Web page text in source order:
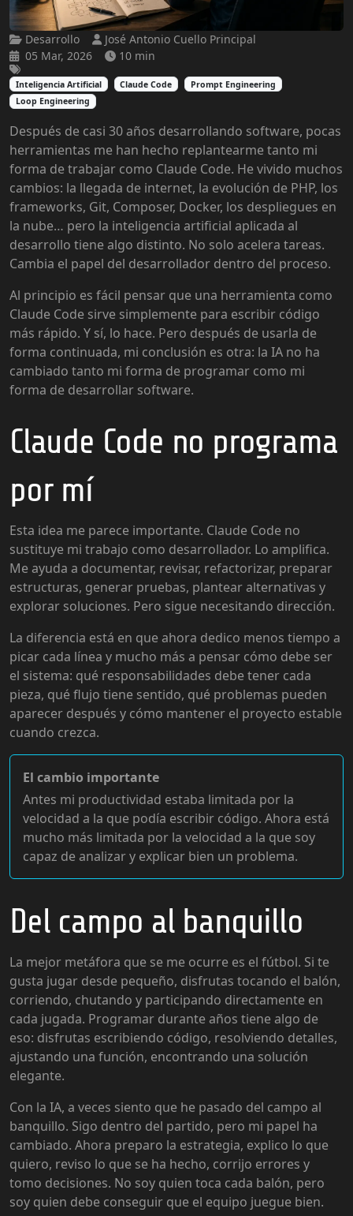
Desarrollo
José Antonio Cuello Principal
05 Mar, 2026
10 min
Inteligencia Artificial Claude Code
Prompt Engineering
Loop Engineering
Después de casi 30 años desarrollando software, pocas
herramientas me han hecho replantearme tanto mi
forma de trabajar como Claude Code. He vivido muchos
cambios: la llegada de internet, la evolución de PHP, los
frameworks, Git, Composer, Docker, los despliegues en
la nube… pero la inteligencia artificial aplicada al
desarrollo tiene algo distinto. No solo acelera tareas.
Cambia el papel del desarrollador dentro del proceso.
Al principio es fácil pensar que una herramienta como
Claude Code sirve simplemente para escribir código
más rápido. Y sí, lo hace. Pero después de usarla de
forma continuada, mi conclusión es otra: la IA no ha
cambiado tanto mi forma de programar como mi
forma de desarrollar software.
Claude Code no programa
por mí
Esta idea me parece importante. Claude Code no
sustituye mi trabajo como desarrollador. Lo amplifica.
Me ayuda a documentar, revisar, refactorizar, preparar
estructuras, generar pruebas, plantear alternativas y
explorar soluciones. Pero sigue necesitando dirección.
La diferencia está en que ahora dedico menos tiempo a
picar cada línea y mucho más a pensar cómo debe ser
el sistema: qué responsabilidades debe tener cada
pieza, qué flujo tiene sentido, qué problemas pueden
aparecer después y cómo mantener el proyecto estable
cuando crezca.
El cambio importante
Antes mi productividad estaba limitada por la
velocidad a la que podía escribir código. Ahora está
mucho más limitada por la velocidad a la que soy
capaz de analizar y explicar bien un problema.
Del campo al banquillo
La mejor metáfora que se me ocurre es el fútbol. Si te
gusta jugar desde pequeño, disfrutas tocando el balón,
corriendo, chutando y participando directamente en
cada jugada. Programar durante años tiene algo de
eso: disfrutas escribiendo código, resolviendo detalles,
ajustando una función, encontrando una solución
elegante.
Con la IA, a veces siento que he pasado del campo al
banquillo. Sigo dentro del partido, pero mi papel ha
cambiado. Ahora preparo la estrategia, explico lo que
quiero, reviso lo que se ha hecho, corrijo errores y
tomo decisiones. No soy quien toca cada balón, pero
soy quien debe conseguir que el equipo juegue bien.